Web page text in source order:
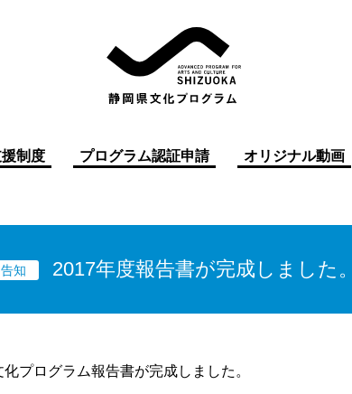
制度 プログラム認証申請 オリジナル動画
告知 2017年度報告書が完成しました。
プログラム報告書が完成しました。